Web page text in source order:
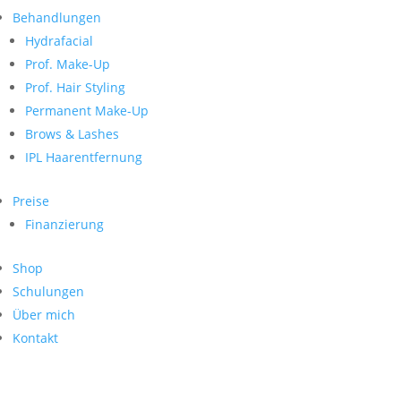
Behandlungen
Hydrafacial
Prof. Make-Up
Prof. Hair Styling
Permanent Make-Up
Brows & Lashes
IPL Haarentfernung
Preise
Finanzierung
Shop
Schulungen
Über mich
Kontakt
nach:
Neueste Kommentare
Archiv
Kategorien
Keine Kategorien
Meta
Anmelden
Feed der Einträge
WordPress.org
Search
nach:
Archive
Kontakt
Impressum
Datenschutz